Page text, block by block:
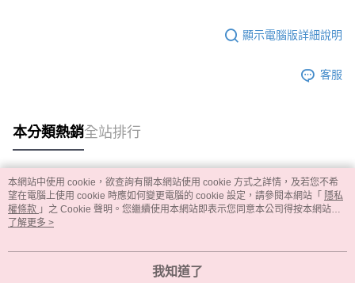
顯示電腦版詳細說明
客服
本分類熱銷全站排行
熱門標籤
本網站中使用 cookie，欲查詢有關本網站使用 cookie 方式之詳情，及若您不希
望在電腦上使用 cookie 時應如何變更電腦的 cookie 設定，請參閱本網站「 隱私
權條款 」之 Cookie 聲明。您繼續使用本網站即表示您同意本公司得按本網站使
用條款之 Cookie 聲明使用 cookie。
了解更多 >
我知道了